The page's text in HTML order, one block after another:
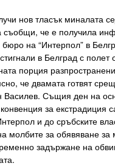
нов тласък миналата
съобщи, че е получила
на “Интерпол” в
в Белград с полет
порция
че двамата готвят
Василев. Същия ден на
за екстрадиция
и до сръбските
молбите за обявяване
задържане на